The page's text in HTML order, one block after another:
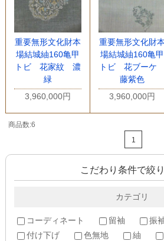
重要無形文化財本
場結城紬160亀甲
トビ 花家紋 濃
緑
3,960,000円
重要無形文化財本
場結城紬160亀甲
トビ 花ブーケ
藤紫色
3,960,000円
商品数:6
1
こだわり条件で絞
カテゴリ
コーディネート 留袖 振
付け下げ
色無地 紬